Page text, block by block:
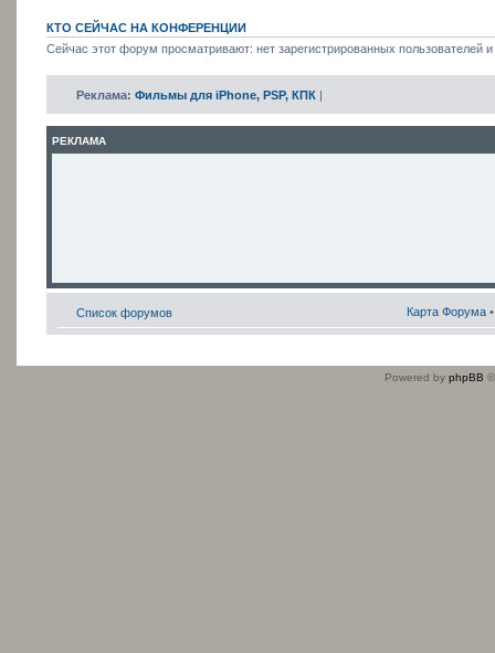
КТО СЕЙЧАС НА КОНФЕРЕНЦИИ
Сейчас этот форум просматривают: нет зарегистрированных пользователей и
Реклама: Фильмы для iPhone, PSP, КПК |
РЕКЛАМА
Список форумов Карта Форума
Powered by phpBB